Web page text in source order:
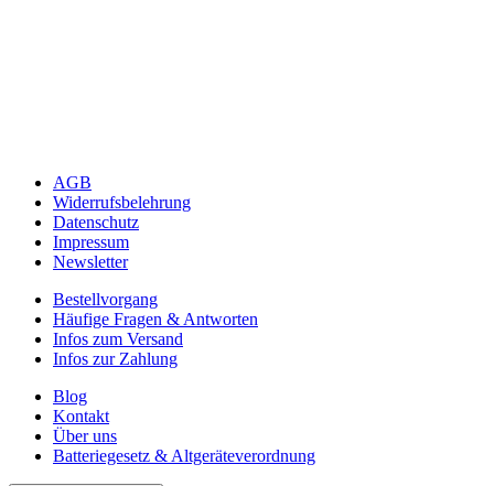
AGB
Widerrufsbelehrung
Datenschutz
Impressum
Newsletter
Bestellvorgang
Häufige Fragen & Antworten
Infos zum Versand
Infos zur Zahlung
Blog
Kontakt
Über uns
Batteriegesetz & Altgeräteverordnung